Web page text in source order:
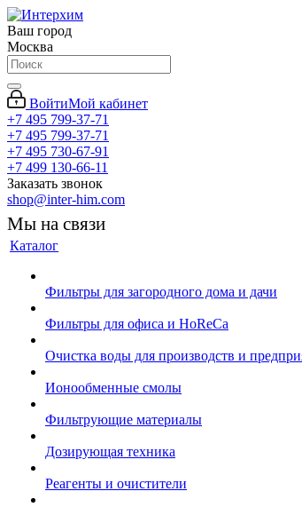
Ваш город
Москва
ВойтиМой кабинет
+7 495 799-37-71
+7 495 799-37-71
+7 495 730-67-91
+7 499 130-66-11
Заказать звонок
shop@inter-him.com
Мы на связи
Каталог
Фильтры для загородного дома и дачи
Фильтры для офиса и HoReCa
Очистка воды для производств и
Ионообменные смолы
Фильтрующие материалы
Дозирующая техника
Реагенты и очистители